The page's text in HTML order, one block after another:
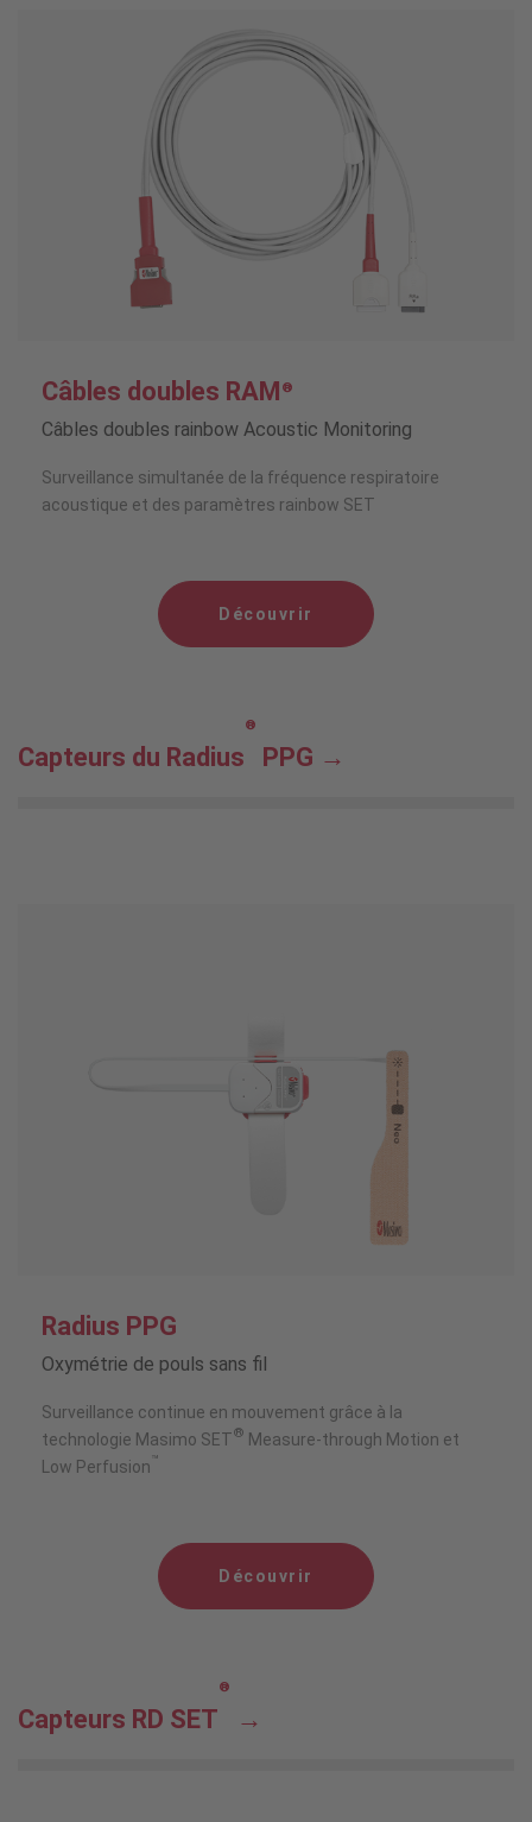
Câbles doubles RAM ®
Câbles doubles rainbow Acoustic Monitoring
Surveillance simultanée de la fréquence respiratoire
acoustique et des paramètres rainbow SET
Découvrir
Capteurs du Radius
®
PPG
Radius PPG
Oxymétrie de pouls sans fil
Surveillance continue en mouvement grâce à la
technologie Masimo SET® Measure-through Motion et
Low Perfusion™
Découvrir
Capteurs RD SET
®